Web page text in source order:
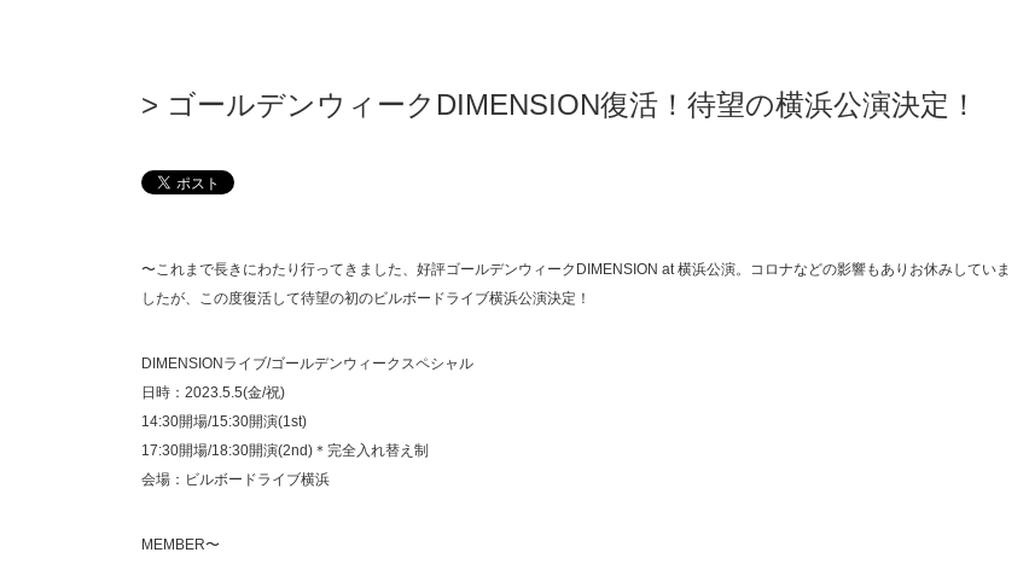
ゴールデンウィークDIMENSION復活！待望の横浜公演決定！
〜これまで長きにわたり行ってきました、好評ゴールデンウィークDIMENSION at 横浜公演。コロナなどの影響もありお休みしていま
したが、この度復活して待望の初のビルボードライブ横浜公演決定！
DIMENSIONライブ/ゴールデンウィークスペシャル
日時：2023.5.5(金/祝)
14:30開場/15:30開演(1st)
17:30開場/18:30開演(2nd)＊完全入れ替え制
会場：ビルボードライブ横浜
MEMBER〜